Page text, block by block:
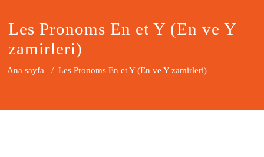
Les Pronoms En et Y (En ve Y
zamirleri)
Ana sayfa / Les Pronoms En et Y (En ve Y zamirleri)